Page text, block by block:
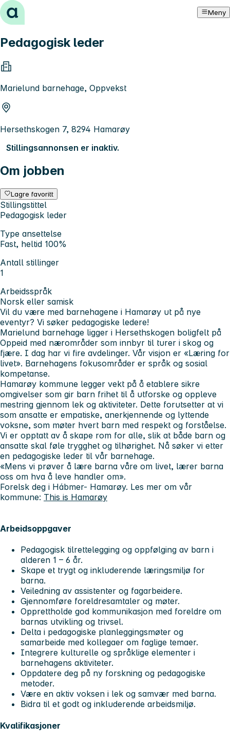
Hopp til innhold Meny
Pedagogisk leder
Marielund barnehage, Oppvekst
Hersethskogen 7, 8294 Hamarøy
Stillingsannonsen er inaktiv.
Om jobben
Lagre favoritt
Stillingstittel
Pedagogisk leder
Type ansettelse
Fast, heltid 100%
Antall stillinger
1
Arbeidsspråk
Norsk eller samisk
Vil du være med barnehagene i Hamarøy ut på nye
eventyr? Vi søker pedagogiske ledere!
Marielund barnehage ligger i Hersethskogen boligfelt på
Oppeid med nærområder som innbyr til turer i skog og
fjære. I dag har vi fire avdelinger. Vår visjon er «Læring for
livet». Barnehagens fokusområder er språk og sosial
kompetanse.
Hamarøy kommune legger vekt på å etablere sikre
omgivelser som gir barn frihet til å utforske og oppleve
mestring gjennom lek og aktiviteter. Dette forutsetter at vi
som ansatte er empatiske, anerkjennende og lyttende
voksne, som møter hvert barn med respekt og forståelse.
Vi er opptatt av å skape rom for alle, slik at både barn og
ansatte skal føle trygghet og tilhørighet. Nå søker vi etter
en pedagogiske leder til vår barnehage.
«Mens vi prøver å lære barna våre om livet, lærer barna
oss om hva å leve handler om».
Forelsk deg i Hábmer- Hamarøy. Les mer om vår
kommune: This is Hamarøy
Arbeidsoppgaver
Pedagogisk tilrettelegging og oppfølging av barn i
alderen 1 – 6 år.
Skape et trygt og inkluderende læringsmiljø for
barna.
Veiledning av assistenter og fagarbeidere.
Gjennomføre foreldresamtaler og møter.
Opprettholde god kommunikasjon med foreldre om
barnas utvikling og trivsel.
Delta i pedagogiske planleggingsmøter og
samarbeide med kollegaer om faglige temaer.
Integrere kulturelle og språklige elementer i
barnehagens aktiviteter.
Oppdatere deg på ny forskning og pedagogiske
metoder.
Være en aktiv voksen i lek og samvær med barna.
Bidra til et godt og inkluderende arbeidsmiljø.
Kvalifikasjoner